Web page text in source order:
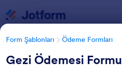
Form Şablonları Ödeme Formları
Gezi Ödemesi Formu